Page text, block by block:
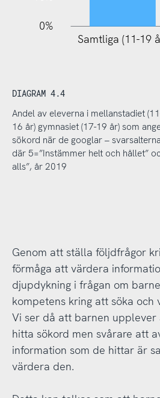
0%
Samtliga (11-19
DIAGRAM 4.4
Andel av eleverna i mellanstadiet
16 år) gymnasiet (17-19 år) som
sökord när de googlar –
där 5=”Instämmer helt och hållet”
alls”, år 2019
Genom att ställa följdfrågor
förmåga att värdera
djupdykning i frågan om
kompetens kring att söka och
Vi ser då att barnen
hitta sökord men svårare att
information som de hittar är
värdera den.